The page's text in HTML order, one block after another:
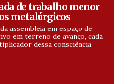
de trabalho menor
metalúrgicos
assembleia em espaço de
em terreno de avanço, cada
dessa consciência